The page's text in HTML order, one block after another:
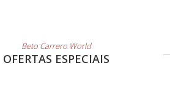
Beto Carrero World
OFERTAS ESPECIAIS